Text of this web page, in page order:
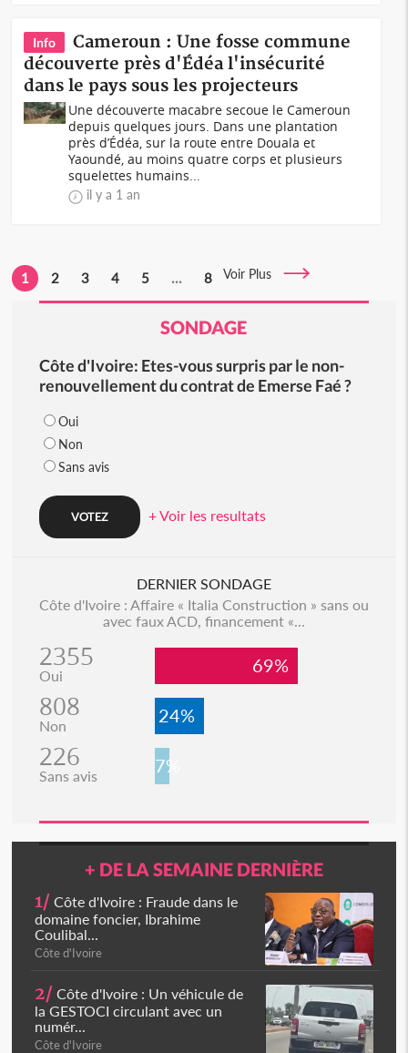
Info
Cameroun : Une fosse commune
découverte près d'Édéa l'insécurité
dans le pays sous les projecteurs
Une découverte macabre secoue le Cameroun
depuis quelques jours. Dans une plantation
près d’Édéa, sur la route entre Douala et
Yaoundé, au moins quatre corps et plusieurs
squelettes humains...
il y a 1 an
1 2 3 4 5 ... 8 Voir Plus
SONDAGE
Côte d'Ivoire: Etes-vous surpris par le non-
renouvellement du contrat de Emerse Faé ?
Oui
Non
Sans avis
+ Voir les resultats
DERNIER SONDAGE
Côte d'Ivoire : Affaire « Italia Construction » sans ou
avec faux ACD, financement «...
2355
Oui 69%
808
Non 24%
226
Sans avis 7%
+ DE LA SEMAINE DERNIÈRE
1/ Côte d'Ivoire : Fraude dans le
domaine foncier, Ibrahime
Coulibal...
Côte d'Ivoire
2/ Côte d'Ivoire : Un véhicule de
la GESTOCI circulant avec un
numér...
Côte d'Ivoire